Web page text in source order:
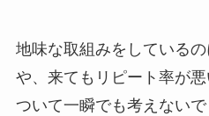
地味な取組みをしている
や、来てもリピート率が
ついて一瞬でも考えないで